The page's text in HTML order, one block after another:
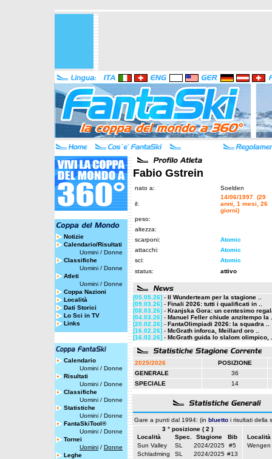
Notizie
Calendario/Risultati
Uomini / Donne
Classifiche
Uomini / Donne
Atleti
Uomini / Donne
Coppa Nazioni
Località
Dati Storici
Lo Sci in TV
Links
Calendario
Uomini / Donne
Risultati
Uomini / Donne
Classifiche
Uomini / Donne
Statistiche
Uomini / Donne
FantaSkiTool®
Uomini / Donne
Tornei
Uomini / Donne
Leghe
Fabio Gstrein
nato a: Soelden
il:
14/06/1997 (29
anni, 1 mesi, 26
giorni)
peso:
altezza:
scarponi:
Atomic
attacchi:
Atomic
sci:
Atomic
status:
attivo
[05.05.26] - Il Wunderteam per la stagione ..
[09.03.26] - Finali 2026: tutti i qualificati in ..
[08.03.26] - Kranjska Gora: un centesimo
[04.03.26] - Manuel Feller chiude anzitempo la
[20.02.26] - FantaOlimpiadi 2026: la squadra ..
[16.02.26] - McGrath inforca, Meillard oro ..
[16.02.26] - McGrath guida lo slalom olimpico,
2025/2026
POSIZIONE
GENERALE
36
SPECIALE
14
Gare a punti dal 1994: (in bluetto i risultati della
3 ° posizione ( 2 )
Località
Spec. Stagione
Bib
Sun Valley
SL 2024/2025
#5
Schladming
SL 2024/2025 #13
Località
Wengen